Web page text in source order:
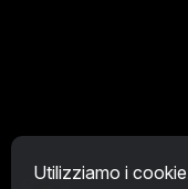
Utilizziamo i